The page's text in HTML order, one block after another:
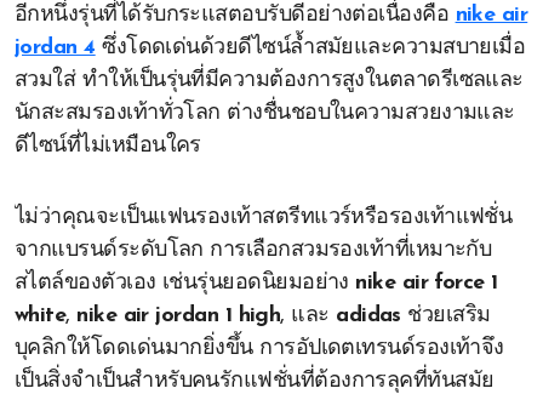
อีกหนึ่งรุ่นที่ได้รับกระแสตอบรับดีอย่างต่อเนื่องคือ nike air
jordan 4 ซึ่งโดดเด่นด้วยดีไซน์ล้ำสมัยและความสบายเมื่อ
สวมใส่ ทำให้เป็นรุ่นที่มีความต้องการสูงในตลาดรีเซลและ
นักสะสมรองเท้าทั่วโลก ต่างชื่นชอบในความสวยงามและ
ดีไซน์ที่ไม่เหมือนใคร
ไม่ว่าคุณจะเป็นแฟนรองเท้าสตรีทแวร์หรือรองเท้าแฟชั่น
จากแบรนด์ระดับโลก การเลือกสวมรองเท้าที่เหมาะกับ
สไตล์ของตัวเอง เช่นรุ่นยอดนิยมอย่าง nike air force 1
white, nike air jordan 1 high, และ adidas ช่วยเสริม
บุคลิกให้โดดเด่นมากยิ่งขึ้น การอัปเดตเทรนด์รองเท้าจึง
เป็นสิ่งจำเป็นสำหรับคนรักแฟชั่นที่ต้องการลุคที่ทันสมัย